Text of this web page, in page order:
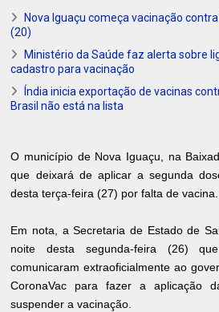
Nova Iguaçu começa vacinação
(20)
Ministério da Saúde faz alerta sobre
cadastro para vacinação
Índia inicia exportação de vacinas
Brasil não está na lista
O município de Nova Iguaçu, na
que deixará de aplicar a segunda
desta terça-feira (27) por falta de vacina.
Em nota, a Secretaria de Estado de
noite desta segunda-feira (26)
comunicaram extraoficialmente ao
CoronaVac para fazer a aplicação
suspender a vacinação.